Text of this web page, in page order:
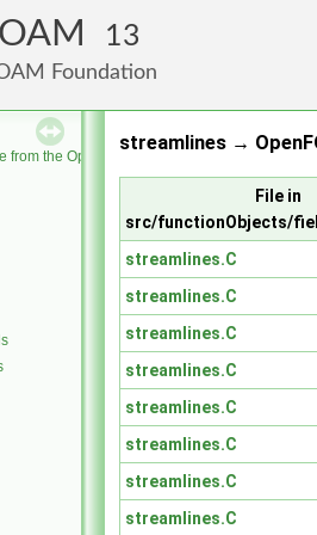
13
Foundation
from the OpenFOAM Foundation
streamlines →
File in
src/functionObjects/
streamlines.C
streamlines.C
streamlines.C
streamlines.C
streamlines.C
streamlines.C
streamlines.C
streamlines.C